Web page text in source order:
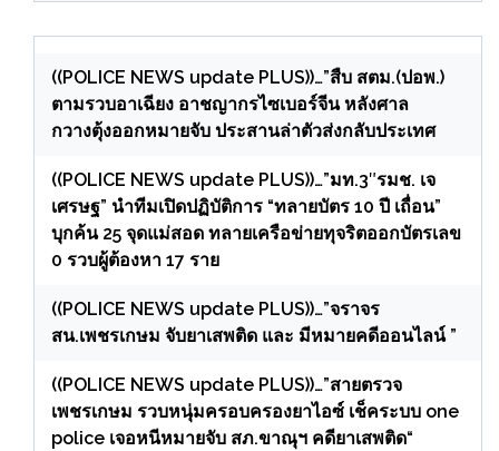
((POLICE NEWS update PLUS))…”สืบ สตม.(ปอพ.)
ตามรวบอาเฉียง อาชญากรไซเบอร์จีน หลังศาล
กวางตุ้งออกหมายจับ ประสานล่าตัวส่งกลับประเทศ
((POLICE NEWS update PLUS))…”มท.3″รมช. เจ
เศรษฐ” นำทีมเปิดปฏิบัติการ “ทลายบัตร 10 ปี เถื่อน”
บุกค้น 25 จุดแม่สอด ทลายเครือข่ายทุจริตออกบัตรเลข
0 รวบผู้ต้องหา 17 ราย
((POLICE NEWS update PLUS))…”จราจร
สน.เพชรเกษม จับยาเสพติด และ มีหมายคดีออนไลน์ ”
((POLICE NEWS update PLUS))…”สายตรวจ
เพชรเกษม รวบหนุ่มครอบครองยาไอซ์ เช็คระบบ one
police เจอหนีหมายจับ สภ.ขาณุฯ คดียาเสพติด“